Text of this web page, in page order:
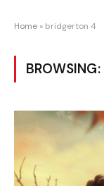
Home » bridgerton 4
BROWSING: